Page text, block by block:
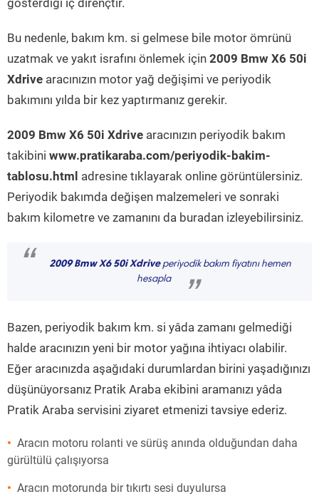
gösterdiği iç dirençtir.
Bu nedenle, bakım km. si gelmese bile motor ömrünü
uzatmak ve yakıt israfını önlemek için 2009 Bmw X6 50i
Xdrive aracınızın motor yağ değişimi ve periyodik
bakımını yılda bir kez yaptırmanız gerekir.
2009 Bmw X6 50i Xdrive aracınızın periyodik bakım
takibini www.pratikaraba.com/periyodik-bakim-
tablosu.html adresine tıklayarak online görüntülersiniz.
Periyodik bakımda değişen malzemeleri ve sonraki
bakım kilometre ve zamanını da buradan izleyebilirsiniz.
“ 2009 Bmw X6 50i Xdriveperiyodik bakım fiyatını hemen
hesapla
”
Bazen, periyodik bakım km. si yâda zamanı gelmediği
halde aracınızın yeni bir motor yağına ihtiyacı olabilir.
Eğer aracınızda aşağıdaki durumlardan birini yaşadığınızı
düşünüyorsanız Pratik Araba ekibini aramanızı yâda
Pratik Araba servisini ziyaret etmenizi tavsiye ederiz.
Aracın motoru rolanti ve sürüş anında olduğundan daha
gürültülü çalışıyorsa
Aracın motorunda bir tıkırtı sesi duyulursa